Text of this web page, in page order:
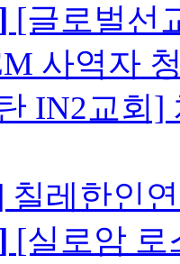
[글로벌선
사역자
IN2교회]
칠레한인
[실로암 로